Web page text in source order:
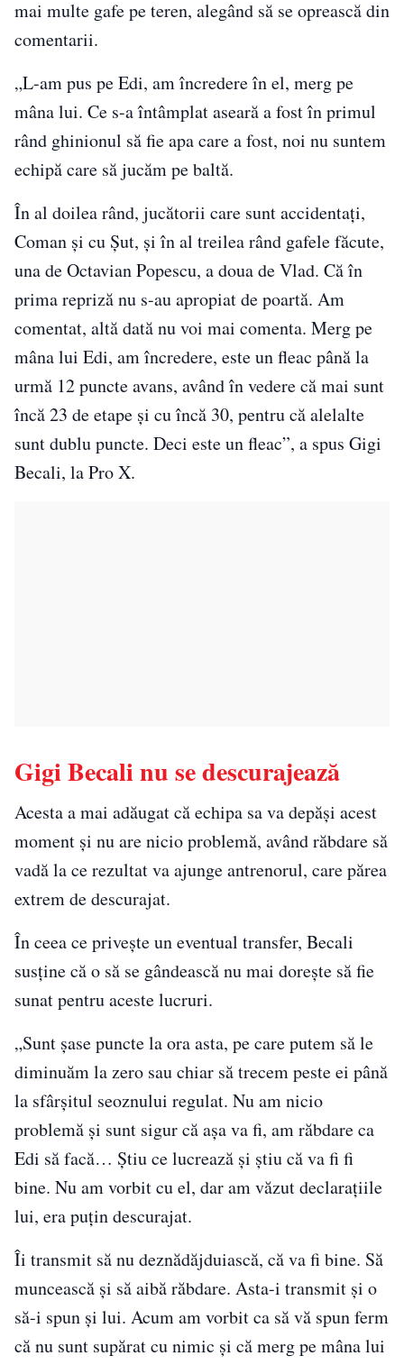
mai multe gafe pe teren, alegând să se oprească din
comentarii.
„L-am pus pe Edi, am încredere în el, merg pe
mâna lui. Ce s-a întâmplat aseară a fost în primul
rând ghinionul să fie apa care a fost, noi nu suntem
echipă care să jucăm pe baltă.
În al doilea rând, jucătorii care sunt accidentaţi,
Coman şi cu Şut, şi în al treilea rând gafele făcute,
una de Octavian Popescu, a doua de Vlad. Că în
prima repriză nu s-au apropiat de poartă. Am
comentat, altă dată nu voi mai comenta. Merg pe
mâna lui Edi, am încredere, este un fleac până la
urmă 12 puncte avans, având în vedere că mai sunt
încă 23 de etape şi cu încă 30, pentru că alelalte
sunt dublu puncte. Deci este un fleac”, a spus Gigi
Becali, la Pro X.
Gigi Becali nu se descurajează
Acesta a mai adăugat că echipa sa va depăși acest
moment și nu are nicio problemă, având răbdare să
vadă la ce rezultat va ajunge antrenorul, care părea
extrem de descurajat.
În ceea ce privește un eventual transfer, Becali
susține că o să se gândească nu mai dorește să fie
sunat pentru aceste lucruri.
„Sunt şase puncte la ora asta, pe care putem să le
diminuăm la zero sau chiar să trecem peste ei până
la sfârşitul seoznului regulat. Nu am nicio
problemă şi sunt sigur că aşa va fi, am răbdare ca
Edi să facă… Ştiu ce lucrează şi ştiu că va fi fi
bine. Nu am vorbit cu el, dar am văzut declaraţiile
lui, era puţin descurajat.
Îi transmit să nu deznădăjduiască, că va fi bine. Să
muncească şi să aibă răbdare. Asta-i transmit şi o
să-i spun şi lui. Acum am vorbit ca să vă spun ferm
că nu sunt supărat cu nimic şi că merg pe mâna lui